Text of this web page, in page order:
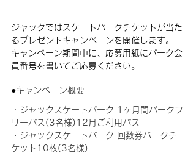
ジャックではスケートパークチケットが当た
るプレゼントキャンペーンを開催します。
キャンペーン期間中に、応募用紙にパーク会
員番号を書いてご応募ください。
●キャンペーン概要
・ジャックスケートパーク 1ヶ月間パークフ
リーパス(3名様)12月ご利用パス
・ジャックスケートパーク 回数券パークチ
ケット10枚(3名様)